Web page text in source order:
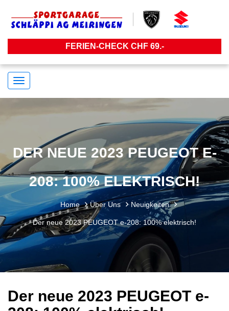
FERIEN-CHECK CHF 69.-
Navigation
DER NEUE 2023 PEUGEOT E-
208: 100% ELEKTRISCH!
Home Über Uns Neuigkeiten
Der neue 2023 PEUGEOT e-208: 100% elektrisch!
Der neue 2023 PEUGEOT e-